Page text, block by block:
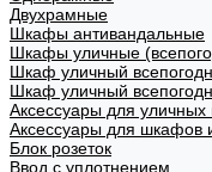
Двухрамные
Шкафы антивандальные
Шкафы уличные
Шкаф уличный
Шкаф уличный
Аксессуары для
Аксессуары для шкафов
Блок розеток
Ввод с уплотнением